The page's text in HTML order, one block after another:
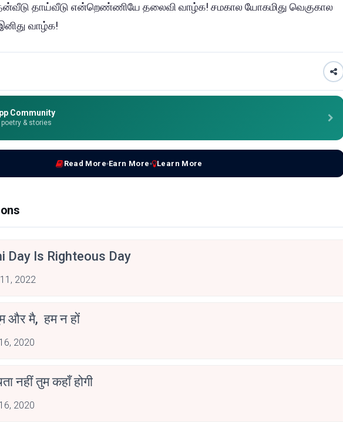
தாய்வீடு என்றெண்ணியே தலைவி வாழ்க! சமகால யோகமிது வெகுகால
வாழ்க!
Community
& stories
Read More Earn More Learn More
Day Is Righteous Day
2022
और मै, हम न हों
2020
नहीं तुम कहाँ होगी
2020